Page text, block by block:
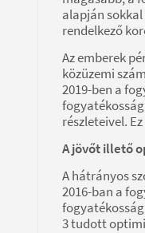
alapján
rendelkező
Az emberek
közüzemi
2019-ben a
részleteivel.
A jövőt illető
A hátrányos
2016-ban a
3 tudott